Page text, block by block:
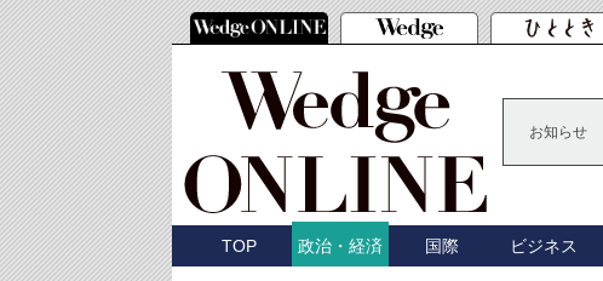
お知らせ
TOP 政治・経済 国際 ビジネス